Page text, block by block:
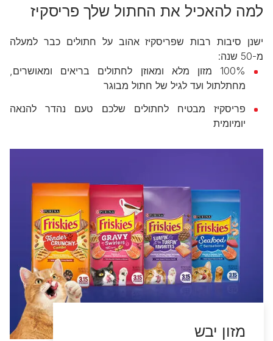
החושים, עם מגוון טעמים מופלאים,
במרקמים יבשים ולחים.
למה להאכיל את החתול שלך פריסקיז
ישנן סיבות רבות שפריסקיז אהוב על חתולים כבר למעלה
מ-50 שנה:
100% מזון מלא ומאוזן לחתולים בריאים ומאושרים,
מחתלתול ועד לגיל של חתול מבוגר
פריסקיז מבטיח לחתולים שלכם טעם נהדר להנאה
יומיומית
מזון יבש